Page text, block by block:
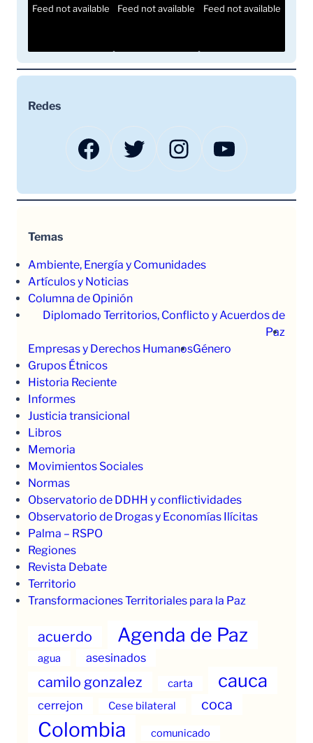
Feed not available Feed not available Feed not available
Redes
Facebook Twitter Instagram YouTube
Temas
Ambiente, Energía y Comunidades
Artículos y Noticias
Columna de Opinión
Diplomado Territorios, Conflicto y Acuerdos de
Paz
Empresas y Derechos HumanosGénero
Grupos Étnicos
Historia Reciente
Informes
Justicia transicional
Libros
Memoria
Movimientos Sociales
Normas
Observatorio de DDHH y conflictividades
Observatorio de Drogas y Economías Ilícitas
Palma – RSPO
Regiones
Revista Debate
Territorio
Transformaciones Territoriales para la Paz
acuerdo Agenda de Paz
agua asesinados
camilo gonzalez carta cauca
cerrejon Cese bilateral coca
Colombia comunicado